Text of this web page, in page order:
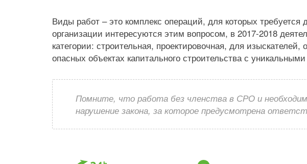
Виды работ – это комплекс операций, для которых требуется
организации интересуются этим вопросом, в 2017-2018
категории: строительная, проектировочная, для
опасных объектах капитального строительства с
Помните, что работа без членства в СРО и
нарушение закона, за которое предусмотрена